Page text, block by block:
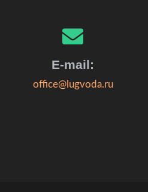
E-mail:
office@lugvoda.ru